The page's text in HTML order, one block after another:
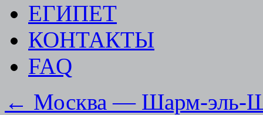
ЕГИПЕТ
КОНТАКТЫ
FAQ
← Москва — Шарм-эль-